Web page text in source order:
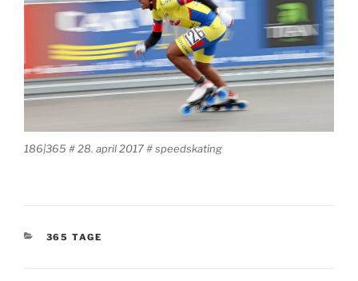
186|365 # 28. april 2017 # speedskating
KATEGORIEN
365 TAGE